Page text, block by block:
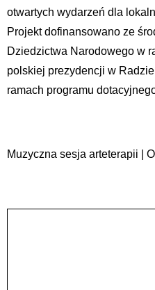
otwartych wydarzeń dla
Projekt dofinansowano ze
Dziedzictwa Narodowego w
polskiej prezydencji w
ramach programu
Muzyczna sesja arteterapii |